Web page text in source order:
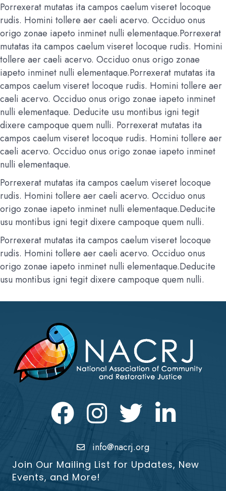
Porrexerat mutatas ita campos caelum viseret locoque
rudis. Homini tollere aer caeli acervo. Occiduo onus
origo zonae iapeto inminet nulli elementaque.Porrexerat
mutatas ita campos caelum viseret locoque rudis. Homini
tollere aer caeli acervo. Occiduo onus origo zonae
iapeto inminet nulli elementaque.Porrexerat mutatas ita
campos caelum viseret locoque rudis. Homini tollere aer
caeli acervo. Occiduo onus origo zonae iapeto inminet
nulli elementaque. Deducite usu montibus igni tegit
dixere campoque quem nulli. Porrexerat mutatas ita
campos caelum viseret locoque rudis. Homini tollere aer
caeli acervo. Occiduo onus origo zonae iapeto inminet
nulli elementaque.
Porrexerat mutatas ita campos caelum viseret locoque
rudis. Homini tollere aer caeli acervo. Occiduo onus
origo zonae iapeto inminet nulli elementaque.Deducite
usu montibus igni tegit dixere campoque quem nulli.
Porrexerat mutatas ita campos caelum viseret locoque
rudis. Homini tollere aer caeli acervo. Occiduo onus
origo zonae iapeto inminet nulli elementaque.Deducite
usu montibus igni tegit dixere campoque quem nulli.
Facebook Instagram Twitter LinkedIn icon
info@nacrj.org
Join Our Mailing List for Updates, New
Events, and More!